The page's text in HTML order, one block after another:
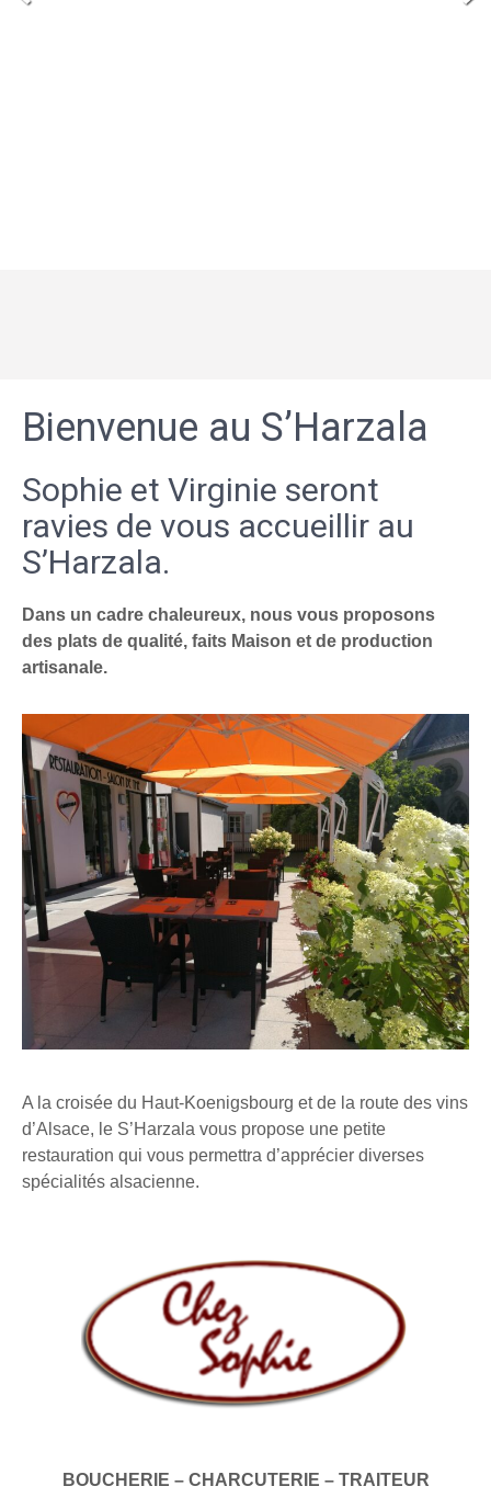
Bienvenue au S’Harzala
Sophie et Virginie seront
ravies de vous accueillir au
S’Harzala.
Dans un cadre chaleureux, nous vous proposons
des plats de qualité, faits Maison et de production
artisanale.
A la croisée du Haut-Koenigsbourg et de la route des vins
d’Alsace, le S’Harzala vous propose une petite
restauration qui vous permettra d’apprécier diverses
spécialités alsacienne.
BOUCHERIE – CHARCUTERIE – TRAITEUR